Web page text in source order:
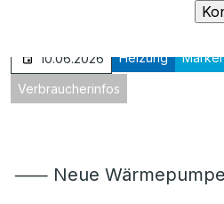
10.06.2026 Heizung
Verbraucherinfos
⸺ Neue Wärmepumpe